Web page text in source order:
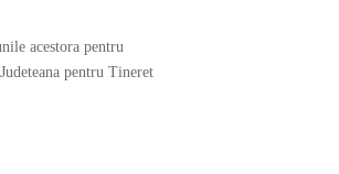
acestora pentru
pentru Tineret